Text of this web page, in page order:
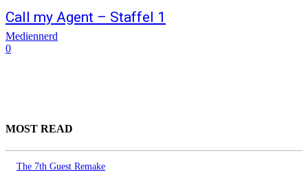
Call my Agent – Staffel 1
Mediennerd
0
MOST READ
The 7th Guest Remake